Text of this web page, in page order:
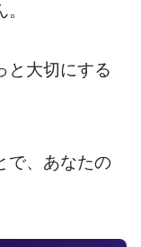
と大切にする
で、あなたの